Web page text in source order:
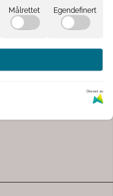
Målrettet Egendefinert
Drevet av